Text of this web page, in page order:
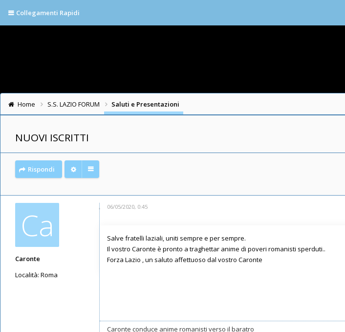
Collegamenti Rapidi
Home S.S. LAZIO FORUM Saluti e Presentazioni
NUOVI ISCRITTI
Rispondi
Ca
Caronte
Località: Roma
06/05/2020, 0:45
Salve fratelli laziali, uniti sempre e per sempre.
Il vostro Caronte è pronto a traghettar anime di poveri romanisti sperduti..
Forza Lazio , un saluto affettuoso dal vostro Caronte
Caronte conduce anime romanisti verso il baratro